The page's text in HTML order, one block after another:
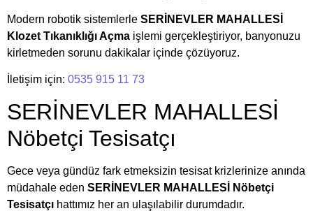
Modern robotik sistemlerle SERİNEVLER MAHALLESİ
Klozet Tıkanıklığı Açma işlemi gerçekleştiriyor, banyonuzu
kirletmeden sorunu dakikalar içinde çözüyoruz.
İletişim için: 0535 915 11 73
SERİNEVLER MAHALLESİ
Nöbetçi Tesisatçı
Gece veya gündüz fark etmeksizin tesisat krizlerinize anında
müdahale eden SERİNEVLER MAHALLESİ Nöbetçi
Tesisatçı hattımız her an ulaşılabilir durumdadır.